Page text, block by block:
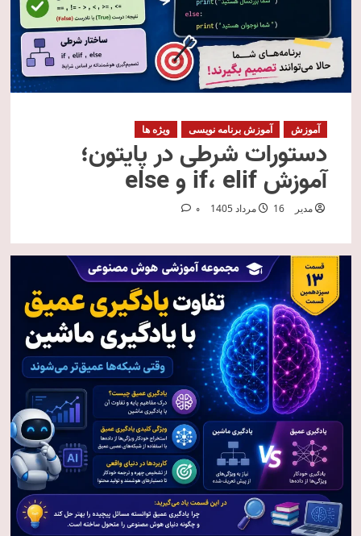
آموزش آموزش برنامه نویسی ویژه ها
دستورات شرطی در پایتون؛
آموزش if، elif و else
مدیر 16 مرداد 1405 0